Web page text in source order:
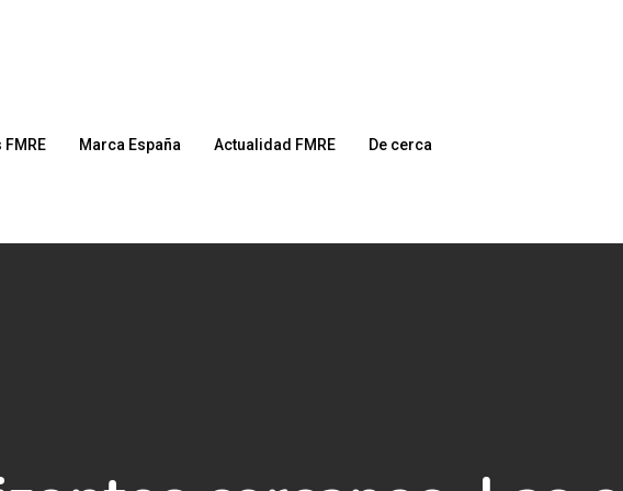
Marca España Actualidad FMRE De cerca